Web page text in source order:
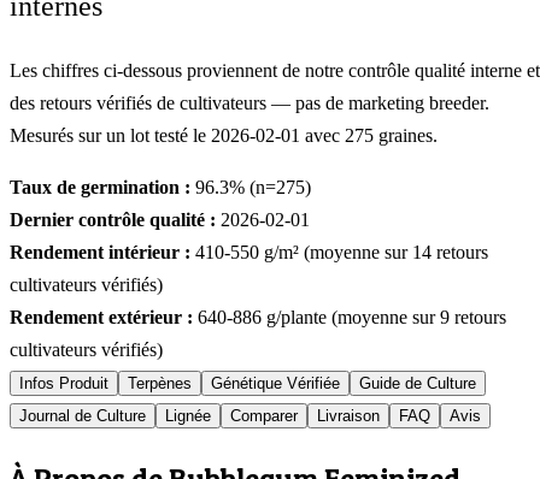
internes
Les chiffres ci-dessous proviennent de notre contrôle qualité interne et
des retours vérifiés de cultivateurs — pas de marketing breeder.
Mesurés sur un lot testé le 2026-02-01 avec 275 graines.
Taux de germination : 96.3% (n=275)
Dernier contrôle qualité : 2026-02-01
Rendement intérieur : 410-550 g/m² (moyenne sur 14 retours
cultivateurs vérifiés)
Rendement extérieur : 640-886 g/plante (moyenne sur9 retours
cultivateurs vérifiés)
Infos Produit Terpènes Génétique Vérifiée
Guide de Culture
Journal de Culture
Lignée Comparer Livraison FAQ Avis